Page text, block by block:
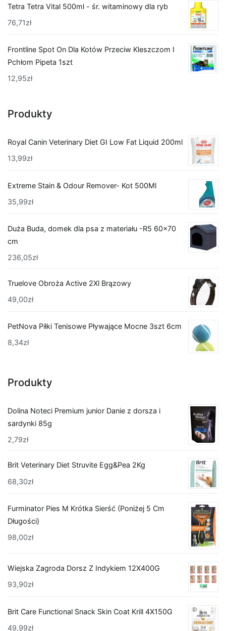
Tetra Tetra Vital 500ml - śr. witaminowy dla ryb
76,71zł
Frontline Spot On Dla Kotów Przeciw Kleszczom I
Pchłom Pipeta 1szt
12,95zł
Produkty
Royal Canin Veterinary Diet GI Low Fat Liquid 200ml
13,99zł
Extreme Stain & Odour Remover- Kot 500Ml
35,99zł
Duża Buda, domek dla psa z materiału -R5 60x70
cm
236,05zł
Truelove Obroża Active 2Xl Brązowy
49,00zł
PetNova Piłki Tenisowe Pływające Mocne 3szt 6cm
8,34zł
Produkty
Dolina Noteci Premium junior Danie z dorsza i
sardynki 85g
2,79zł
Brit Veterinary Diet Struvite Egg&Pea 2Kg
68,30zł
Furminator Pies M Krótka Sierść (Poniżej 5 Cm
Długości)
98,00zł
Wiejska Zagroda Dorsz Z Indykiem 12X400G
93,90zł
Brit Care Functional Snack Skin Coat Krill 4X150G
49,99zł